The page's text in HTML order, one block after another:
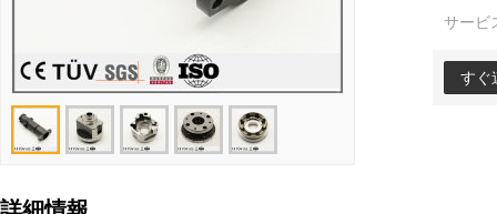
サービ
すぐ